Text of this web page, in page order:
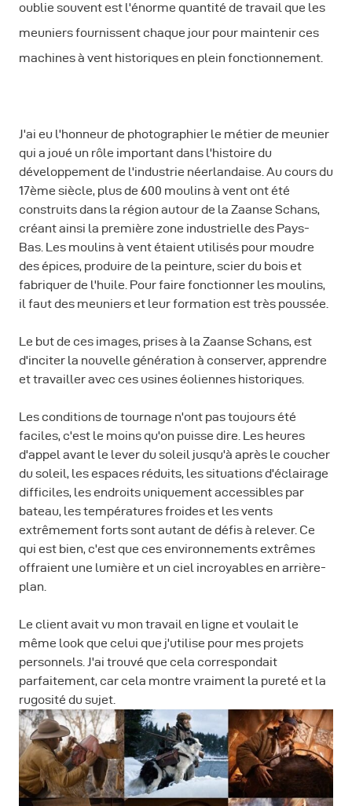
oublie souvent est l'énorme quantité de travail que les
meuniers fournissent chaque jour pour maintenir ces
machines à vent historiques en plein fonctionnement.
J'ai eu l'honneur de photographier le métier de meunier
qui a joué un rôle important dans l'histoire du
développement de l'industrie néerlandaise. Au cours du
17ème siècle, plus de 600 moulins à vent ont été
construits dans la région autour de la Zaanse Schans,
créant ainsi la première zone industrielle des Pays-
Bas. Les moulins à vent étaient utilisés pour moudre
des épices, produire de la peinture, scier du bois et
fabriquer de l'huile. Pour faire fonctionner les moulins,
il faut des meuniers et leur formation est très poussée.
Le but de ces images, prises à la Zaanse Schans, est
d'inciter la nouvelle génération à conserver, apprendre
et travailler avec ces usines éoliennes historiques.
Les conditions de tournage n'ont pas toujours été
faciles, c'est le moins qu'on puisse dire. Les heures
d'appel avant le lever du soleil jusqu'à après le coucher
du soleil, les espaces réduits, les situations d'éclairage
difficiles, les endroits uniquement accessibles par
bateau, les températures froides et les vents
extrêmement forts sont autant de défis à relever. Ce
qui est bien, c'est que ces environnements extrêmes
offraient une lumière et un ciel incroyables en arrière-
plan.
Le client avait vu mon travail en ligne et voulait le
même look que celui que j'utilise pour mes projets
personnels. J'ai trouvé que cela correspondait
parfaitement, car cela montre vraiment la pureté et la
rugosité du sujet.